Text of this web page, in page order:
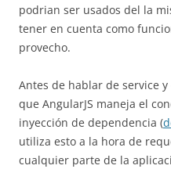
podrian ser usados del la
tener en cuenta como
provecho.
Antes de hablar de service
que AngularJS maneja el
inyección de dependencia (
utiliza esto a la hora de
cualquier parte de la